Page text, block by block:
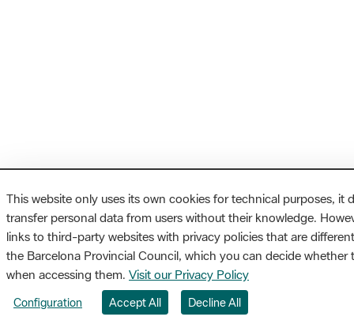
This website only uses its own cookies for technical purposes, it
transfer personal data from users without their knowledge.
links to third-party websites with privacy policies that are
the Barcelona Provincial Council, which you can decide
when accessing them. Visit our Privacy Policy
Configuration Accept All Decline All